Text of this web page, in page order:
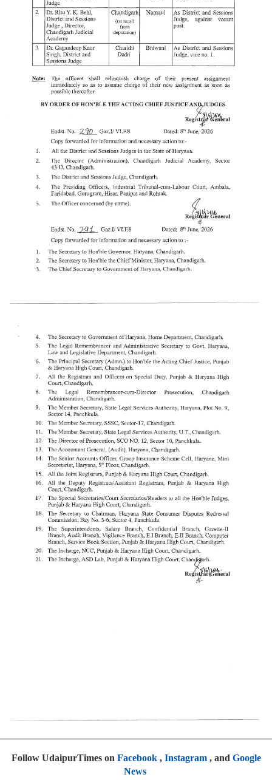
Follow UdaipurTimes on Facebook, Instagram, and Google
News